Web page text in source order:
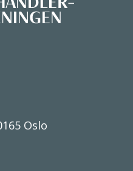
Oslo